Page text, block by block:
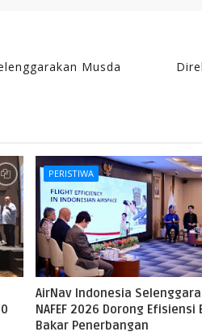
Musda
PERISTIWA
AirNav Indonesia
NAFEF 2026 Dorong Efisiensi
Bakar Penerbangan